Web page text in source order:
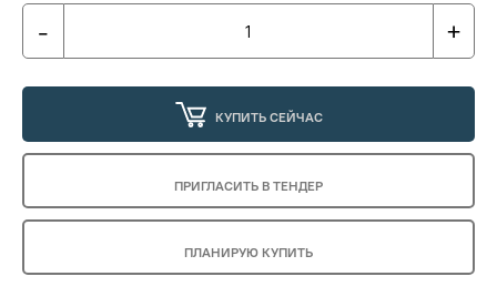
- +
КУПИТЬ СЕЙЧАС
ПРИГЛАСИТЬ В ТЕНДЕР
ПЛАНИРУЮ КУПИТЬ